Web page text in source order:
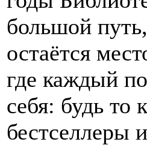
большой
остаётся
где каждый
себя: будь то
бестселлеры